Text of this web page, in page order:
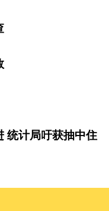
统计局吁获抽中住